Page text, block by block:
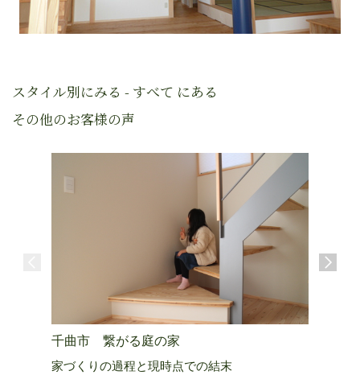
スタイル別にみる - すべて にある
その他のお客様の声
千曲市 繋がる庭の家
家づくりの過程と現時点での結末